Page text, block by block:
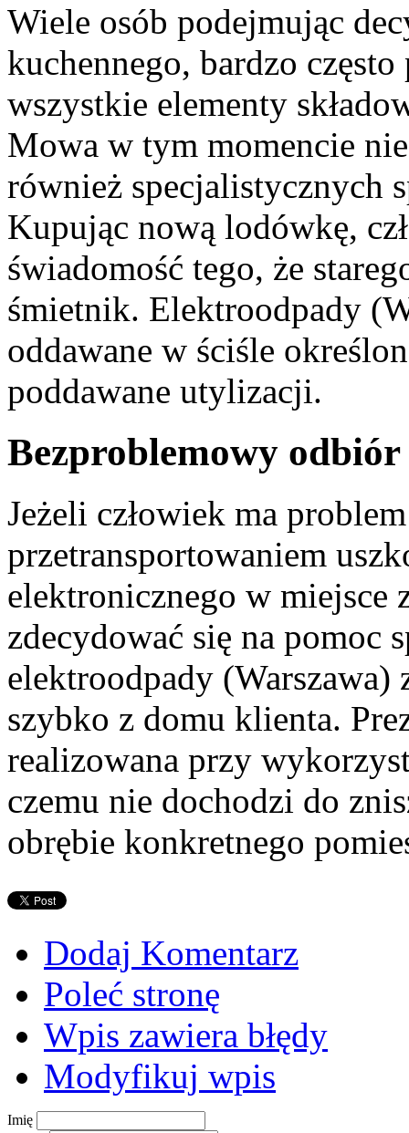
Wiele osób podejmując
kuchennego, bardzo
wszystkie elementy
Mowa w tym momencie
również specjalistycznych
Kupując nową lodówkę,
świadomość tego, że
śmietnik. Elektroodpady
oddawane w ściśle
poddawane utylizacji.
Bezproblemowy odbiór
Jeżeli człowiek ma
przetransportowaniem
elektronicznego w miejsce
zdecydować się na pomoc
elektroodpady (Warszawa)
szybko z domu klienta.
realizowana przy
czemu nie dochodzi do
obrębie konkretnego
Dodaj Komentarz
Poleć stronę
Wpis zawiera błędy
Modyfikuj wpis
Imię